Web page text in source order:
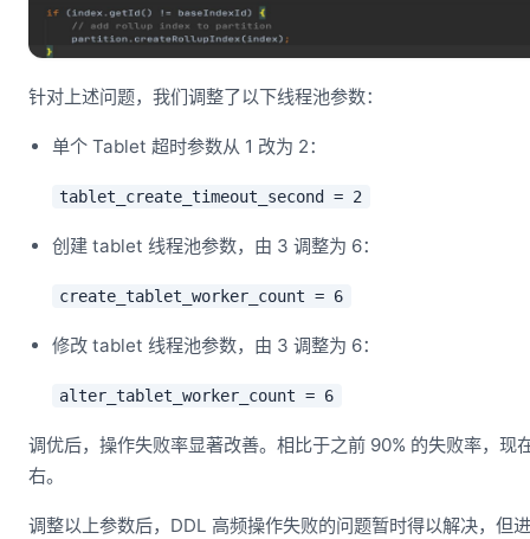
针对上述问题，我们调整了以下线程池参数：
单个 Tablet 超时参数从 1 改为 2：
tablet_create_timeout_second = 2
创建 tablet 线程池参数，由 3 调整为 6：
create_tablet_worker_count = 6
修改 tablet 线程池参数，由 3 调整为 6：
alter_tablet_worker_count = 6
调优后，操作失败率显著改善。相比于之前 90% 的失败率，现
右。
调整以上参数后，DDL 高频操作失败的问题暂时得以解决，但